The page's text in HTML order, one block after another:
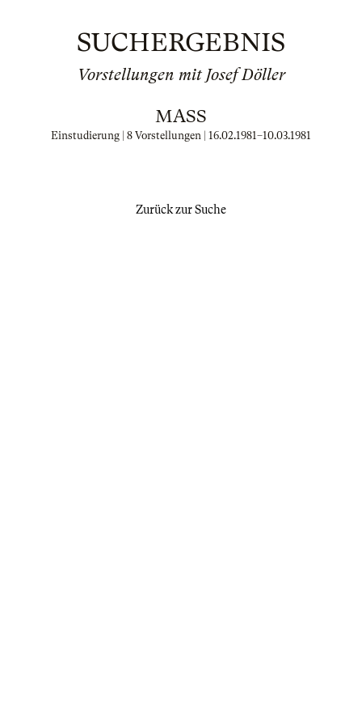
SUCHERGEBNIS
Vorstellungen mit Josef Döller
MASS
Einstudierung | 8 Vorstellungen | 16.02.1981–10.03.1981
Zurück zur Suche